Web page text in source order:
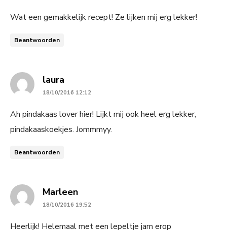
Wat een gemakkelijk recept! Ze lijken mij erg lekker!
Beantwoorden
laura
18/10/2016 12:12
Ah pindakaas lover hier! Lijkt mij ook heel erg lekker,
pindakaaskoekjes. Jommmyy.
Beantwoorden
Marleensays:
18/10/2016 19:52
Heerlijk! Helemaal met een lepeltje jam erop